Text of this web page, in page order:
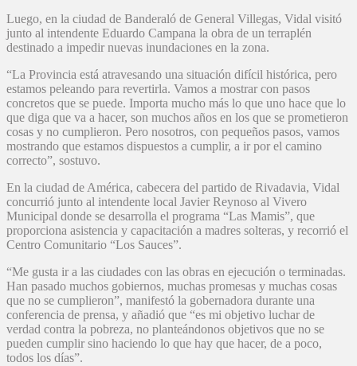
Luego, en la ciudad de Banderaló de General Villegas, Vidal visitó
junto al intendente Eduardo Campana la obra de un terraplén
destinado a impedir nuevas inundaciones en la zona.
“La Provincia está atravesando una situación difícil histórica, pero
estamos peleando para revertirla. Vamos a mostrar con pasos
concretos que se puede. Importa mucho más lo que uno hace que lo
que diga que va a hacer, son muchos años en los que se prometieron
cosas y no cumplieron. Pero nosotros, con pequeños pasos, vamos
mostrando que estamos dispuestos a cumplir, a ir por el camino
correcto”, sostuvo.
En la ciudad de América, cabecera del partido de Rivadavia, Vidal
concurrió junto al intendente local Javier Reynoso al Vivero
Municipal donde se desarrolla el programa “Las Mamis”, que
proporciona asistencia y capacitación a madres solteras, y recorrió el
Centro Comunitario “Los Sauces”.
“Me gusta ir a las ciudades con las obras en ejecución o terminadas.
Han pasado muchos gobiernos, muchas promesas y muchas cosas
que no se cumplieron”, manifestó la gobernadora durante una
conferencia de prensa, y añadió que “es mi objetivo luchar de
verdad contra la pobreza, no planteándonos objetivos que no se
pueden cumplir sino haciendo lo que hay que hacer, de a poco,
todos los días”.